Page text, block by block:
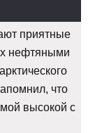
приятные
нефтяными
что
высокой с